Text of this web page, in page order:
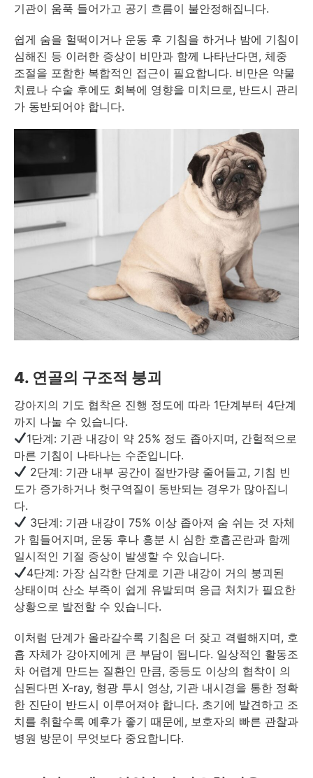
기관이 움푹 들어가고 공기 흐름이 불안정해집니다.
쉽게 숨을 헐떡이거나 운동 후 기침을 하거나 밤에 기침이
심해진 등 이러한 증상이 비만과 함께 나타난다면, 체중
조절을 포함한 복합적인 접근이 필요합니다. 비만은 약물
치료나 수술 후에도 회복에 영향을 미치므로, 반드시 관리
가 동반되어야 합니다.
4. 연골의 구조적 붕괴
강아지의 기도 협착은 진행 정도에 따라 1단계부터 4단계
까지 나눌 수 있습니다.
1단계: 기관 내강이 약 25% 정도 좁아지며, 간헐적으로
마른 기침이 나타나는 수준입니다.
2단계: 기관 내부 공간이 절반가량 줄어들고, 기침 빈
도가 증가하거나 헛구역질이 동반되는 경우가 많아집니
다.
3단계: 기관 내강이 75% 이상 좁아져 숨 쉬는 것 자체
가 힘들어지며, 운동 후나 흥분 시 심한 호흡곤란과 함께
일시적인 기절 증상이 발생할 수 있습니다.
4단계: 가장 심각한 단계로 기관 내강이 거의 붕괴된
상태이며 산소 부족이 쉽게 유발되며 응급 처치가 필요한
상황으로 발전할 수 있습니다.
이처럼 단계가 올라갈수록 기침은 더 잦고 격렬해지며, 호
흡 자체가 강아지에게 큰 부담이 됩니다. 일상적인 활동조
차 어렵게 만드는 질환인 만큼, 중등도 이상의 협착이 의
심된다면 X-ray, 형광 투시 영상, 기관 내시경을 통한 정확
한 진단이 반드시 이루어져야 합니다. 초기에 발견하고 조
치를 취할수록 예후가 좋기 때문에, 보호자의 빠른 관찰과
병원 방문이 무엇보다 중요합니다.